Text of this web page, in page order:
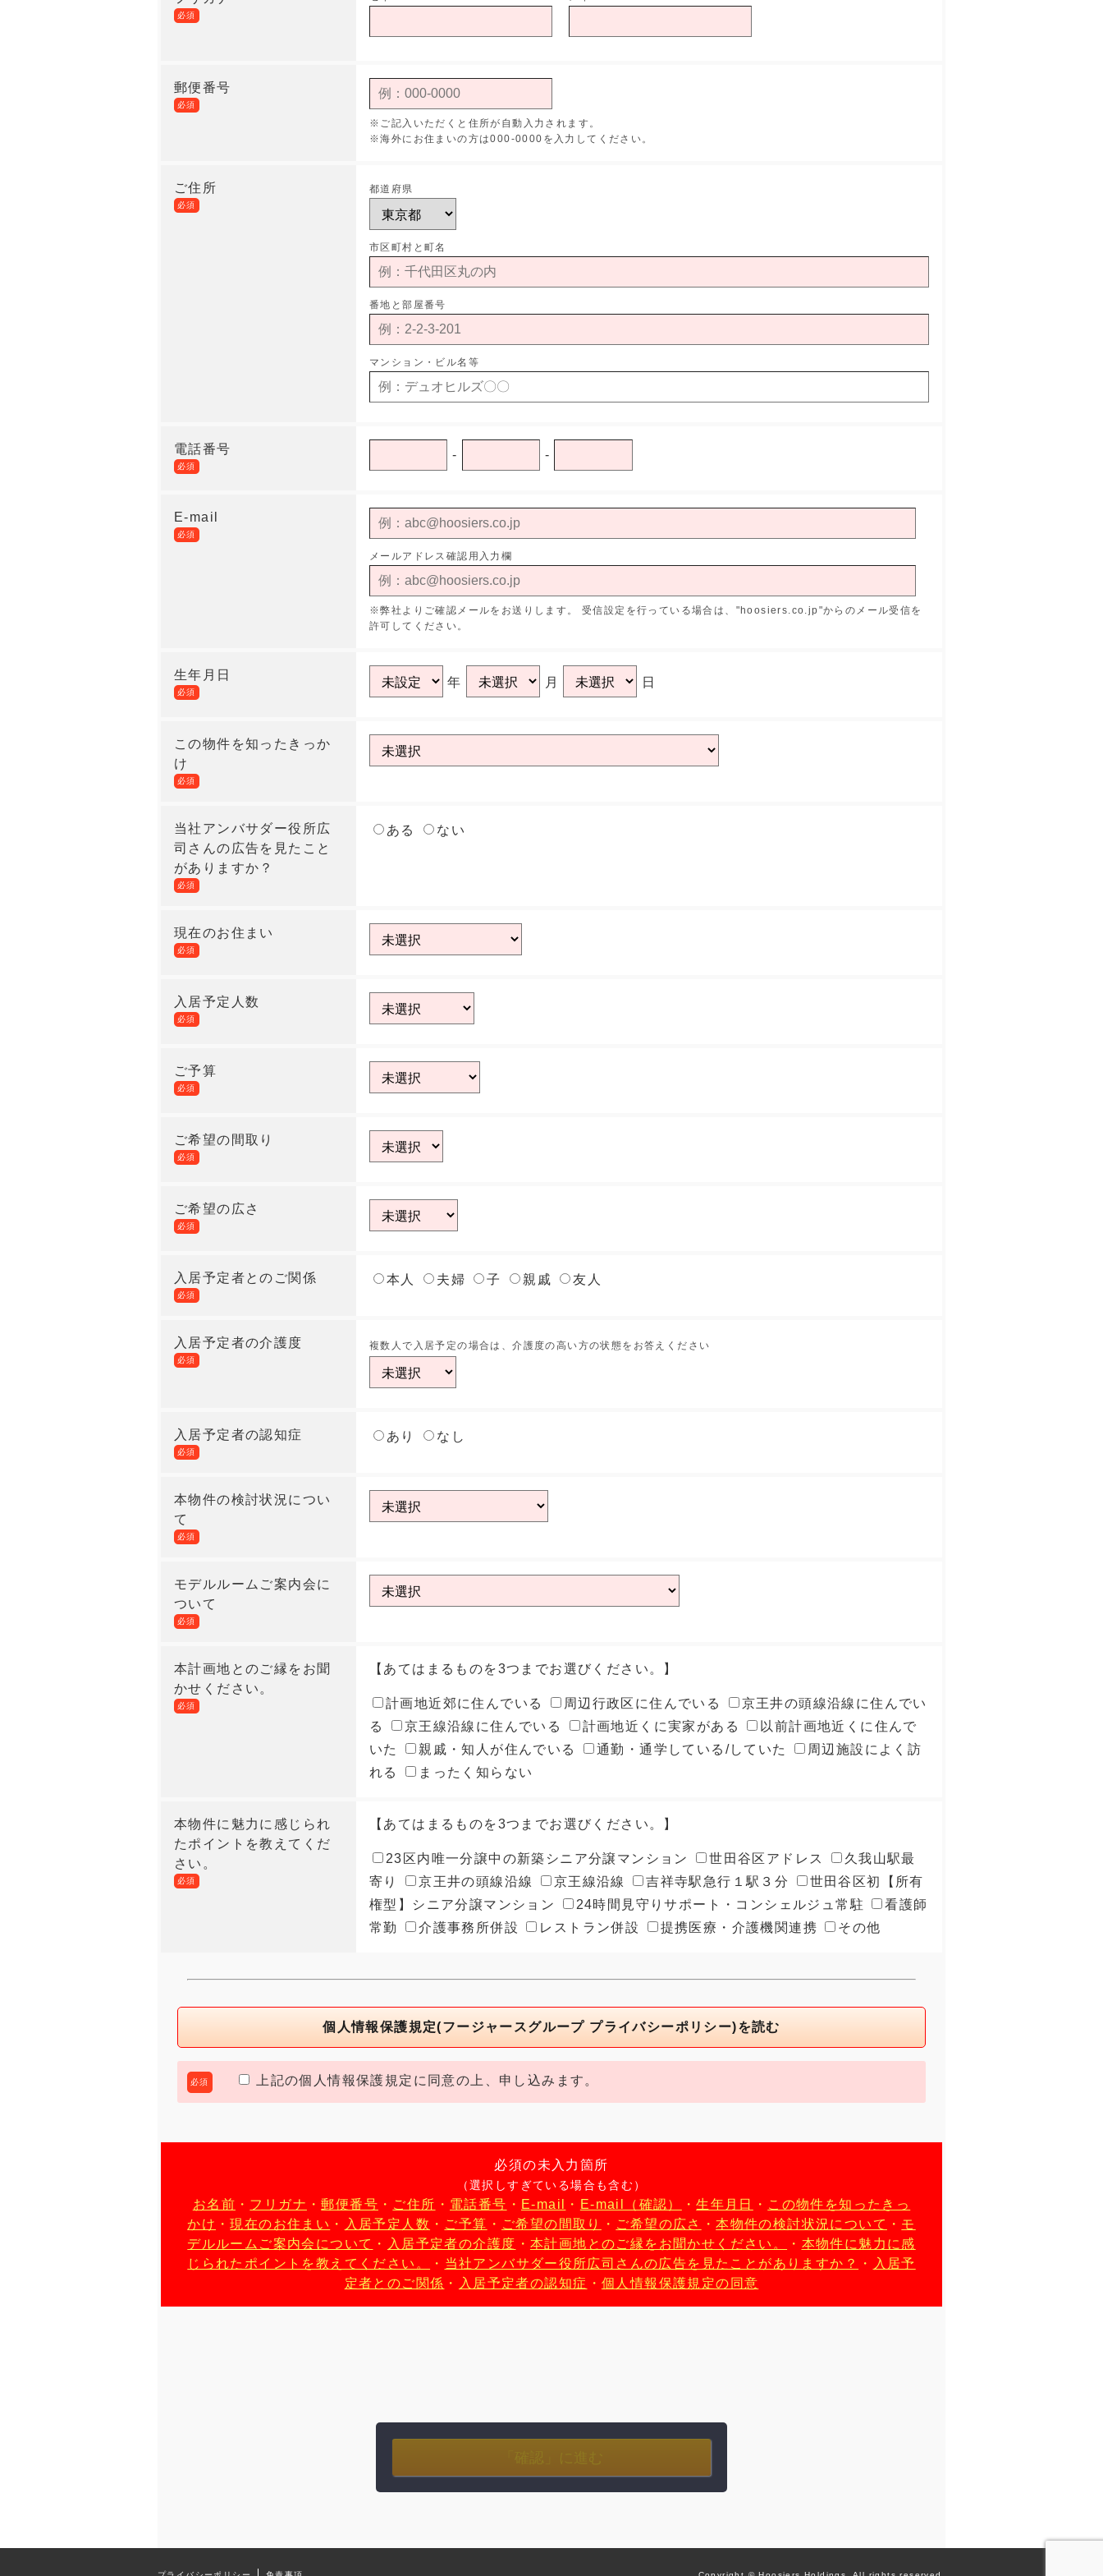
必須
郵便番号
必須
※ご記入いただくと住所が自動入力されます。
※海外にお住まいの方は000-0000を入力してください。
ご住所
必須
都道府県
市区町村と町名
番地と部屋番号
マンション・ビル名等
電話番号
必須
- -
E-mail
必須
メールアドレス確認用入力欄
※弊社よりご確認メールをお送りします。
受信設定を行っている場合は、"hoosiers.co.jp"からのメール受信を
許可してください。
生年月日
必須
年 月 日
この物件を知ったきっか
け
必須
当社アンバサダー役所広
司さんの広告を見たこと
がありますか？
必須
ある ない
現在のお住まい
必須
入居予定人数
必須
ご予算
必須
ご希望の間取り
必須
ご希望の広さ
必須
入居予定者とのご関係
必須
本人 夫婦 子 親戚 友人
入居予定者の介護度
必須
複数人で入居予定の場合は、介護度の高い方の状態をお答えください
入居予定者の認知症
必須
あり なし
本物件の検討状況につい
て
必須
モデルルームご案内会に
ついて
必須
本計画地とのご縁をお聞
かせください。
必須
【あてはまるものを3つまでお選びください。】
計画地近郊に住んでいる 周辺行政区に住んでいる
京王井の頭線沿線に住んでい
る
京王線沿線に住んでいる 計画地近くに実家がある
以前計画地近くに住んで
いた
親戚・知人が住んでいる 通勤・通学している/していた
周辺施設によく訪
れる
まったく知らない
本物件に魅力に感じられ
たポイントを教えてくだ
さい。
必須
【あてはまるものを3つまでお選びください。】
23区内唯一分譲中の新築シニア分譲マンション 世田谷区アドレス
久我山駅最
寄り
京王井の頭線沿線 京王線沿線 吉祥寺駅急行１駅３分
世田谷区初【所有
権型】シニア分譲マンション
24時間見守りサポート・コンシェルジュ常駐
看護師
常勤
介護事務所併設 レストラン併設 提携医療・介護機関連携 その他
個人情報保護規定(フージャースグループ プライバシーポリシー)を読む
必須 上記の個人情報保護規定に同意の上、申し込みます。
必須の未入力箇所
（選択しすぎている場合も含む）
お名前 ・ フリガナ ・郵便番号 ・ ご住所 ・ 電話番号 ・ E-mail ・ E-mail（確認） ・生年月日 ・ この物件を知ったきっ
かけ ・現在のお住まい ・ 入居予定人数 ・ ご予算 ・ ご希望の間取り ・ ご希望の広さ ・本物件の検討状況について ・ モ
デルルームご案内会について ・ 入居予定者の介護度 ・ 本計画地とのご縁をお聞かせください。 ・ 本物件に魅力に感
じられたポイントを教えてください。
・ 当社アンバサダー役所広司さんの広告を見たことがありますか？ ・
入居予
定者とのご関係 ・ 入居予定者の認知症 ・ 個人情報保護規定の同意